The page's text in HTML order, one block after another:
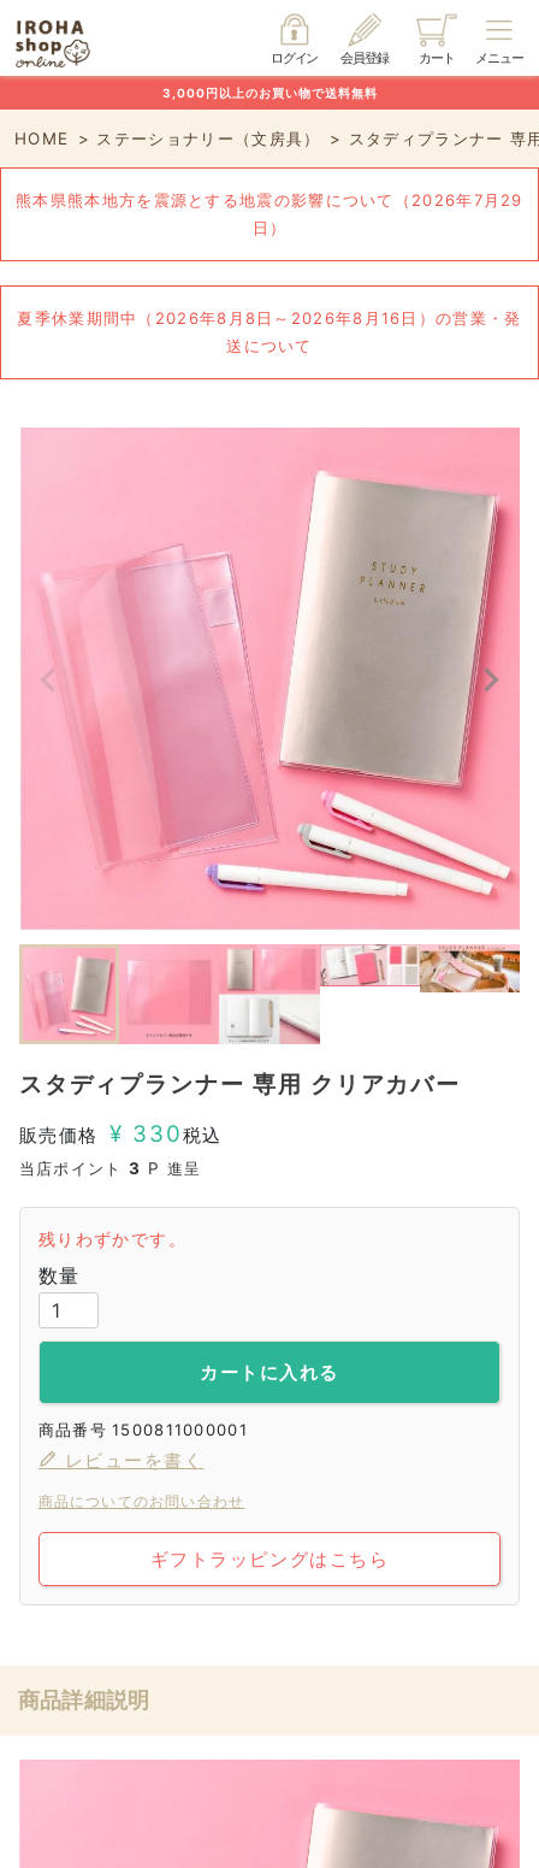
メニュー
カート
会員登録
ログイン
3,000円以上のお買い物で送料無料
HOME ステーショナリー（文房具） スタディプランナー 専
熊本県熊本地方を震源とする地震の影響について（2026年7月29
日）
夏季休業期間中（2026年8月8日～2026年8月16日）の営業・発
送について
スタディプランナー 専用 クリアカバー
販売価格 ¥ 330税込
当店ポイント 3 P 進呈
残りわずかです。
カートに入れる
商品番号 1500811000001
レビューを書く
商品についてのお問い合わせ
ギフトラッピングはこちら
商品詳細説明